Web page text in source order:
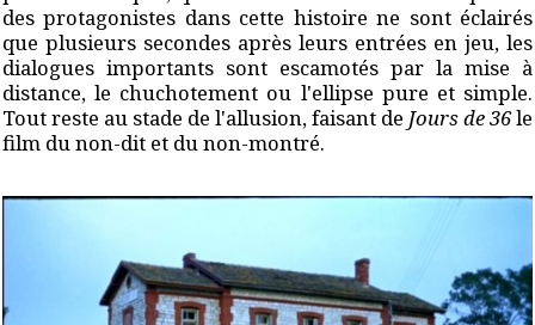
des protagonistes dans cette histoire ne sont éclairés
que plusieurs secondes après leurs entrées en jeu, les
dialogues importants sont escamotés par la mise à
distance, le chuchotement ou l'ellipse pure et simple.
Tout reste au stade de l'allusion, faisant de Jours de 36le
film du non-dit et du non-montré.